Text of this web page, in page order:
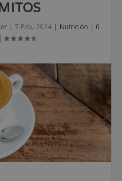
| 7 Feb, 2024 | Nutrición | 0
|